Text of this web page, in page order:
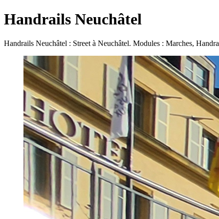
Handrails Neuchâtel
Handrails Neuchâtel : Street à Neuchâtel. Modules : Marches,